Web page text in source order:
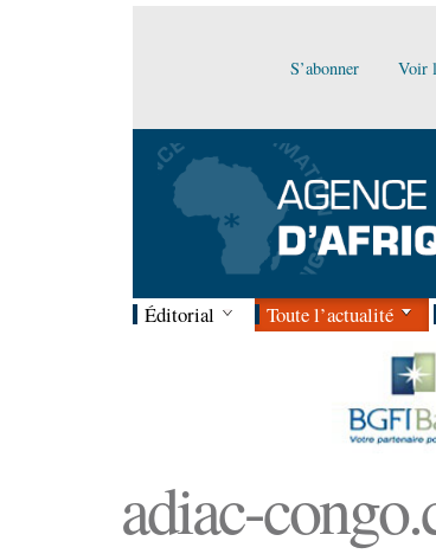
S’abonner Voir
Éditorial Toute l’actualité
adiac-